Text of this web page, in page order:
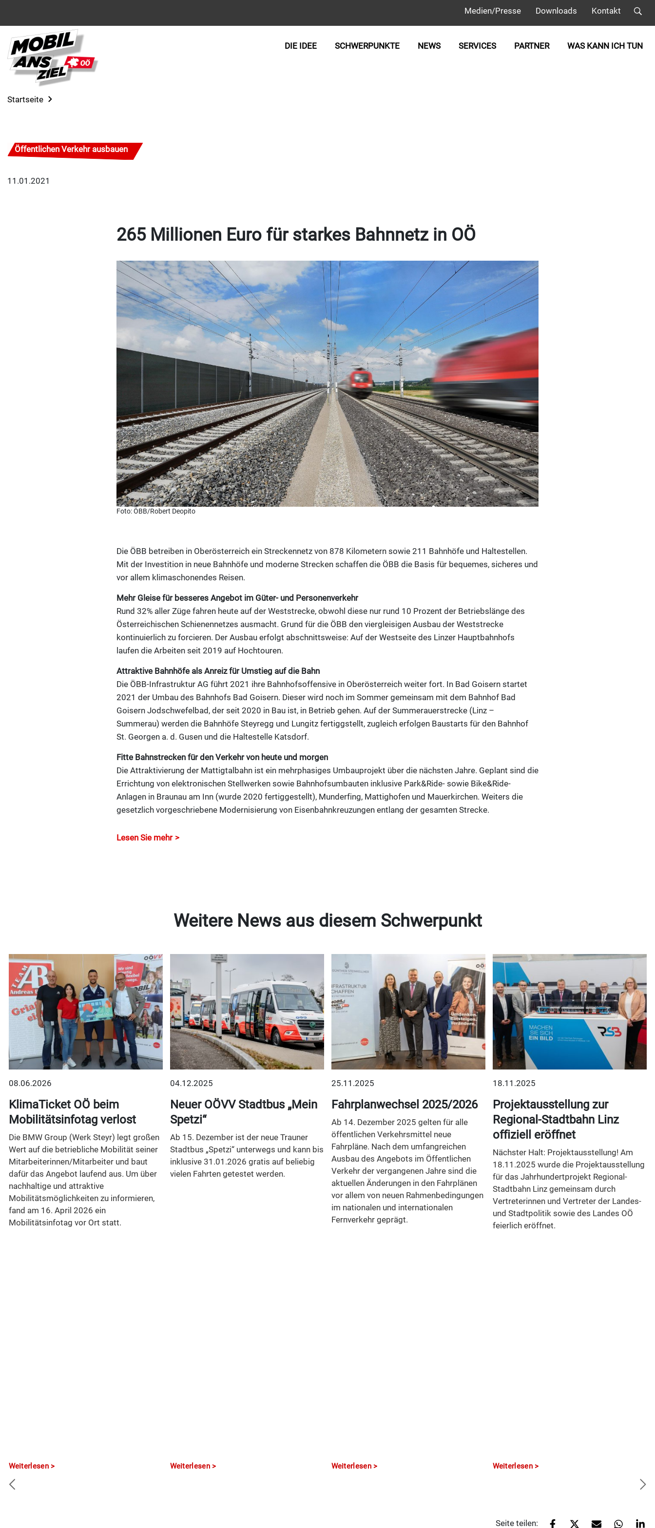
Medien/Presse Downloads Kontakt
DIE IDEE SCHWERPUNKTE NEWS SERVICES PARTNER WAS KANN ICH TUN
Startseite
Öffentlichen Verkehr ausbauen
11.01.2021
265 Millionen Euro für starkes Bahnnetz in OÖ
Foto: ÖBB/Robert Deopito
Die ÖBB betreiben in Oberösterreich ein Streckennetz von 878 Kilometern sowie 211 Bahnhöfe und Haltestellen.
Mit der Investition in neue Bahnhöfe und moderne Strecken schaffen die ÖBB die Basis für bequemes, sicheres und
vor allem klimaschonendes Reisen.
Mehr Gleise für besseres Angebot im Güter- und Personenverkehr
Rund 32% aller Züge fahren heute auf der Weststrecke, obwohl diese nur rund 10 Prozent der Betriebslänge des
Österreichischen Schienennetzes ausmacht. Grund für die ÖBB den viergleisigen Ausbau der Weststrecke
kontinuierlich zu forcieren. Der Ausbau erfolgt abschnittsweise: Auf der Westseite des Linzer Hauptbahnhofs
laufen die Arbeiten seit 2019 auf Hochtouren.
Attraktive Bahnhöfe als Anreiz für Umstieg auf die Bahn
Die ÖBB-Infrastruktur AG führt 2021 ihre Bahnhofsoffensive in Oberösterreich weiter fort. In Bad Goisern startet
2021 der Umbau des Bahnhofs Bad Goisern. Dieser wird noch im Sommer gemeinsam mit dem Bahnhof Bad
Goisern Jodschwefelbad, der seit 2020 in Bau ist, in Betrieb gehen. Auf der Summerauerstrecke (Linz –
Summerau) werden die Bahnhöfe Steyregg und Lungitz fertiggstellt, zugleich erfolgen Baustarts für den Bahnhof
St. Georgen a. d. Gusen und die Haltestelle Katsdorf.
Fitte Bahnstrecken für den Verkehr von heute und morgen
Die Attraktivierung der Mattigtalbahn ist ein mehrphasiges Umbauprojekt über die nächsten Jahre. Geplant sind die
Errichtung von elektronischen Stellwerken sowie Bahnhofsumbauten inklusive Park&Ride- sowie Bike&Ride-
Anlagen in Braunau am Inn (wurde 2020 fertiggestellt), Munderfing, Mattighofen und Mauerkirchen. Weiters die
gesetzlich vorgeschriebene Modernisierung von Eisenbahnkreuzungen entlang der gesamten Strecke.
Lesen Sie mehr
Weitere News aus diesem Schwerpunkt
08.06.2026
KlimaTicket OÖ beim
Mobilitätsinfotag verlost
Die BMW Group (Werk Steyr) legt großen
Wert auf die betriebliche Mobilität seiner
Mitarbeiterinnen/Mitarbeiter und baut
dafür das Angebot laufend aus. Um über
nachhaltige und attraktive
Mobilitätsmöglichkeiten zu informieren,
fand am 16. April 2026 ein
Mobilitätsinfotag vor Ort statt.
Weiterlesen
04.12.2025
Neuer OÖVV Stadtbus „Mein
Spetzi“
Ab 15. Dezember ist der neue Trauner
Stadtbus „Spetzi“ unterwegs und kann bis
inklusive 31.01.2026 gratis auf beliebig
vielen Fahrten getestet werden.
Weiterlesen
25.11.2025
Fahrplanwechsel 2025/2026
Ab 14. Dezember 2025 gelten für alle
öffentlichen Verkehrsmittel neue
Fahrpläne. Nach dem umfangreichen
Ausbau des Angebots im Öffentlichen
Verkehr der vergangenen Jahre sind die
aktuellen Änderungen in den Fahrplänen
vor allem von neuen Rahmenbedingungen
im nationalen und internationalen
Fernverkehr geprägt.
Weiterlesen
18.11.2025
Projektausstellung zur
Regional-Stadtbahn Linz
offiziell eröffnet
Nächster Halt: Projektausstellung! Am
18.11.2025 wurde die Projektausstellung
für das Jahrhundertprojekt Regional-
Stadtbahn Linz gemeinsam durch
Vertreterinnen und Vertreter der Landes-
und Stadtpolitik sowie des Landes OÖ
feierlich eröffnet.
Weiterlesen
Seite teilen: